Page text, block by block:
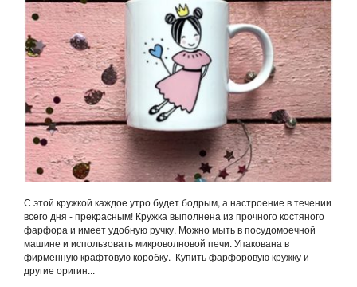
С этой кружкой каждое утро будет бодрым, а настроение в течении
всего дня - прекрасным! Кружка выполнена из прочного костяного
фарфора и имеет удобную ручку. Можно мыть в посудомоечной
машине и использовать микроволновой печи. Упакована в
фирменную крафтовую коробку. Купить фарфоровую кружку и
другие оригин...